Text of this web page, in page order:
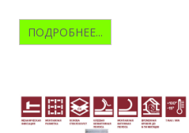
ПОДРОБНЕЕ...